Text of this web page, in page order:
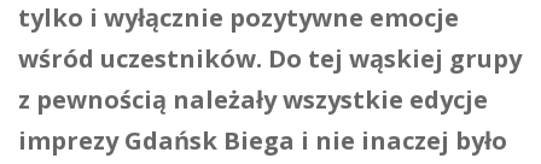
tylko i wyłącznie pozytywne emocje
wśród uczestników. Do tej wąskiej grupy
z pewnością należały wszystkie edycje
imprezy Gdańsk Biega i nie inaczej było